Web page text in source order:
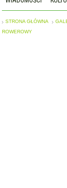
STRONA GŁÓWNA
ROWEROWY